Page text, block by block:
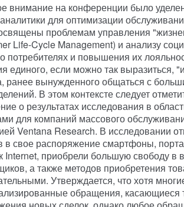
внимание на конференции было
для оптимизации
проблемам управления
Life-Cycle Management) и анализу
потребителях и повышения их
единого, если можно так выразиться,
ранее вынужденного общаться с
В этом контексте следует
о результатах исследования в
для компаний массового
Ventana Research. В исследовании
в свое распоряжение смартфоны,
Internet, приобрели большую свободу
а также методов приобретения
Утверждается, что хотя
обращения, касающиеся